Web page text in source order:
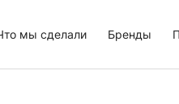
мы сделали Бренды